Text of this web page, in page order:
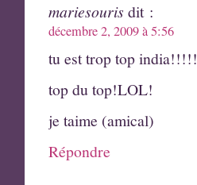
mariesourisdit :
décembre 2, 2009 à 5:56
tu est trop top india!!!!!
top du top!LOL!
je taime (amical)
Répondre